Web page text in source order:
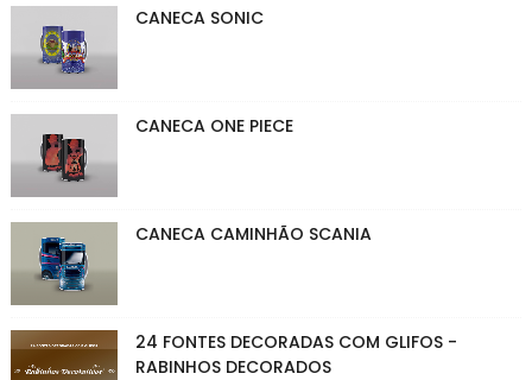
CANECA SONIC
CANECA ONE PIECE
CANECA CAMINHÃO SCANIA
24 FONTES DECORADAS COM GLIFOS -
RABINHOS DECORADOS